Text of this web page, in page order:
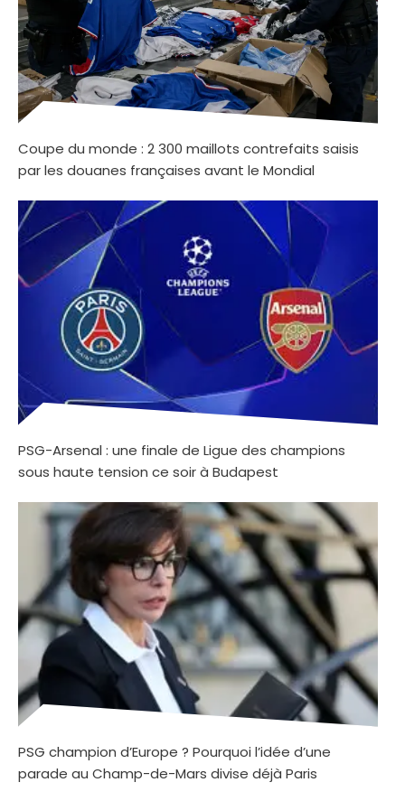
Coupe du monde : 2 300 maillots contrefaits saisis
par les douanes françaises avant le Mondial
PSG-Arsenal : une finale de Ligue des champions
sous haute tension ce soir à Budapest
PSG champion d’Europe ? Pourquoi l’idée d’une
parade au Champ-de-Mars divise déjà Paris